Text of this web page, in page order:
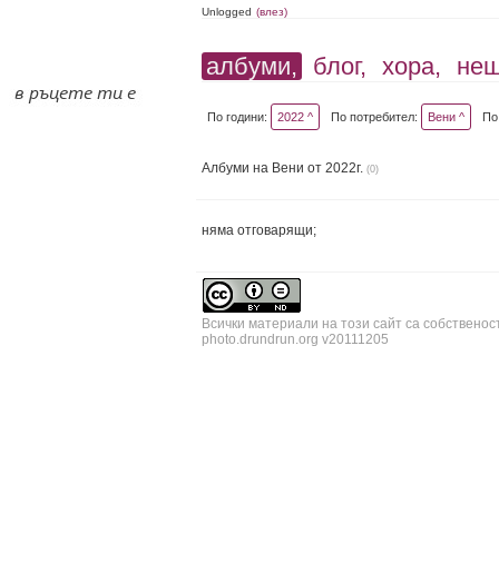
Unlogged (влез)
албуми, блог, хора,
По години: 2022 ^ По потребител: Вени ^
Албуми на Вени от 2022г. (0)
няма отговарящи;
Всички материали на този сайт са
photo.drundrun.org v20111205